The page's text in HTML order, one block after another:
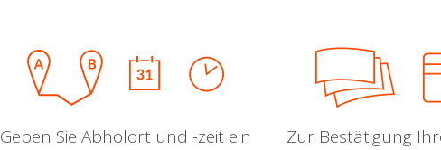
Geben Sie Abholort und -zeit ein
Zur Bestätigung